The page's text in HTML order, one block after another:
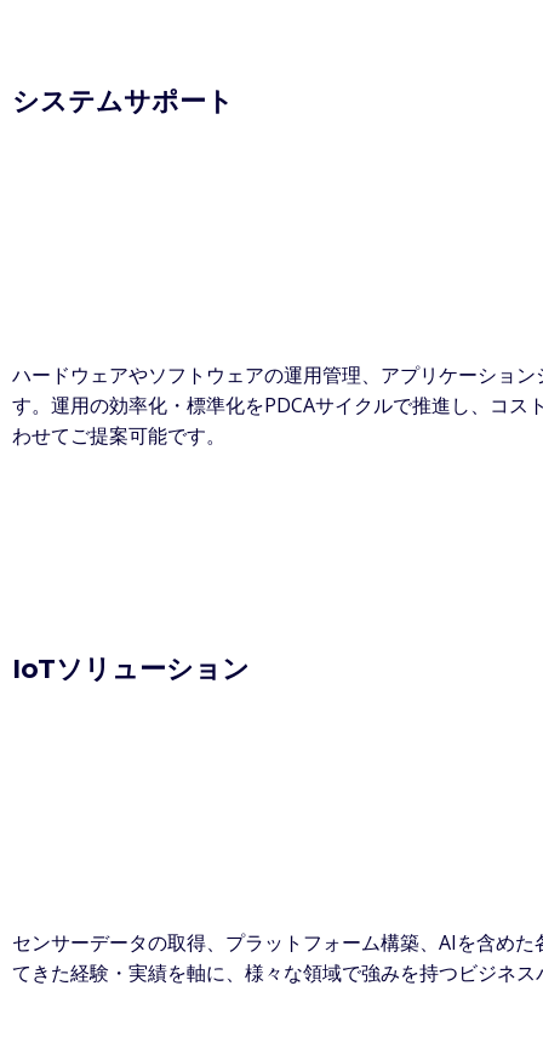
システムサポート
ハードウェアやソフトウェアの運用管理、アプリケーショ
す。運用の効率化・標準化をPDCAサイクルで推進し、コ
わせてご提案可能です。
IoTソリューション
センサーデータの取得、プラットフォーム構築、AIを含め
てきた経験・実績を軸に、様々な領域で強みを持つビジネ